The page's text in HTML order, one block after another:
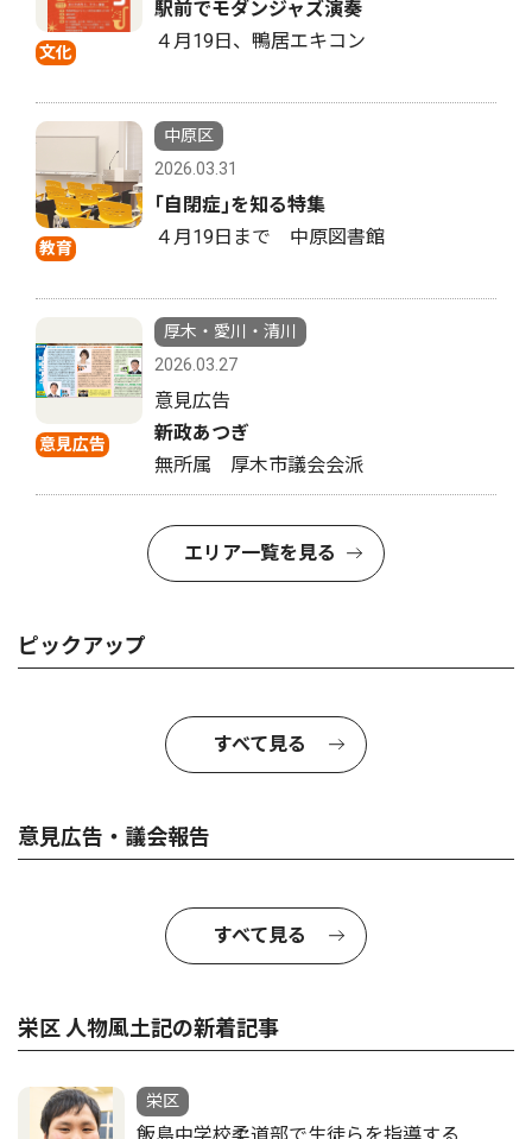
文化
駅前でモダンジャズ演奏
４月19日、鴨居エキコン
教育
中原区
2026.03.31
｢自閉症｣を知る特集
４月19日まで 中原図書館
意見広告
厚木・愛川・清川
2026.03.27
意見広告
新政あつぎ
無所属 厚木市議会会派
エリア一覧を見る
ピックアップ
すべて見る
意見広告・議会報告
すべて見る
栄区 人物風土記の新着記事
栄区